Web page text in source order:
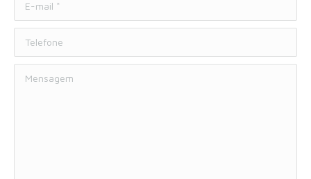
Telefone